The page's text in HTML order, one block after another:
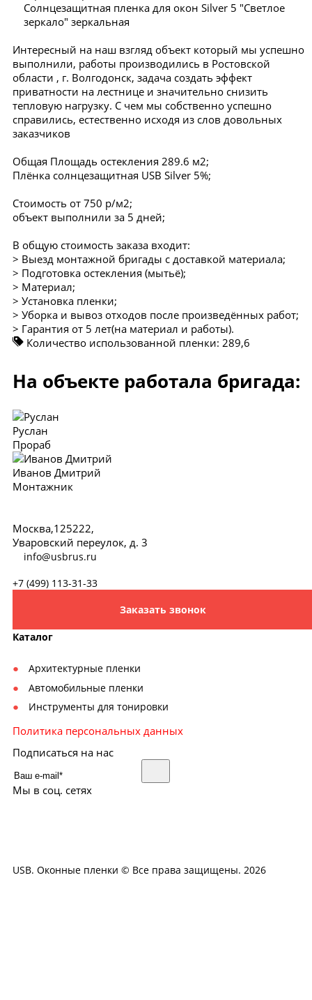
Солнцезащитная пленка для окон Silver 5 "Светлое
зеркало" зеркальная
Интересный на наш взгляд объект который мы успешно
выполнили, работы производились в Ростовской
области , г. Волгодонск, задача создать эффект
приватности на лестнице и значительно снизить
тепловую нагрузку. С чем мы собственно успешно
справились, естественно исходя из слов довольных
заказчиков
Общая Площадь остекления 289.6 м2;
Плёнка солнцезащитная USB Silver 5%;
Стоимость от 750 р/м2;
объект выполнили за 5 дней;
В общую стоимость заказа входит:
> Выезд монтажной бригады с доставкой материала;
> Подготовка остекления (мытьё);
> Материал;
> Установка пленки;
> Уборка и вывоз отходов после произведённых работ;
> Гарантия от 5 лет(на материал и работы).
Количество использованной пленки: 289,6
На объекте работала бригада:
Руслан
Прораб
Иванов Дмитрий
Монтажник
Москва,125222,
Уваровский переулок, д. 3
info@usbrus.ru
+7 (499) 113-31-33
Заказать звонок
Каталог
Архитектурные пленки
Автомобильные пленки
Инструменты для тонировки
Политика персональных данных
Подписаться на нас
Мы в соц. сетях
USB. Оконные пленки © Все права защищены. 2026